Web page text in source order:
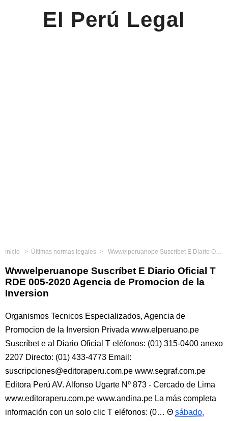
El Perú Legal
Inicio Últimas normas legales Wwwelperuanope Suscríbet E Diario Oficial T RDE 005-2020 Agencia de Promocion de la Inversion
Wwwelperuanope Suscríbet E Diario Oficial T
RDE 005-2020 Agencia de Promocion de la
Inversion
Organismos Tecnicos Especializados, Agencia de
Promocion de la Inversion Privada www.elperuano.pe
Suscríbet e al Diario Oficial T eléfonos: (01) 315-0400 anexo
2207 Directo: (01) 433-4773 Email:
suscripciones@editoraperu.com.pe www.segraf.com.pe
Editora Perú AV. Alfonso Ugarte Nº 873 - Cercado de Lima
www.editoraperu.com.pe www.andina.pe La más completa
información con un solo clic T eléfonos: (0…
sábado,